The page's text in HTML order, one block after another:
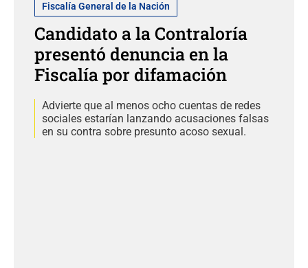
Fiscalía General de la Nación
Candidato a la Contraloría
presentó denuncia en la
Fiscalía por difamación
Advierte que al menos ocho cuentas de redes
sociales estarían lanzando acusaciones falsas
en su contra sobre presunto acoso sexual.